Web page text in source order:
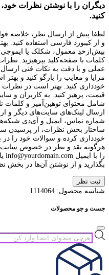
دیگران را با نوشتن نظرات
کنید.
لطفا پیش از ارسال نظر، خلاصه
بیش‌از‌حدِ معمول، شکلک یا ایموجی
کلمات با صفحه‌کلید بپرهیزید.
عملی و با دقت به نکات فنی
مزایا و معایب را بازگو کنید و
خودداری کنید. بهتر است در
قیمت، پرهیز کنید. به کاربران و
شامل محتوای توهین‌آمیز و کلمات
ارسال لینک‌های سایت‌های دیگر و
شماره تماس، ایمیل و آی‌دی
ساختار بخش نظرات، از پرسیدن
خودداری کرده و سوالات خود را
هرگونه نقد و نظر در خصوص سایت
بگذارید و از نوشتن آن‌ها در بخش
ثبت نظر
شناسه محصول: 1114064
جست و جو محصولات
جستجوی
محصولات